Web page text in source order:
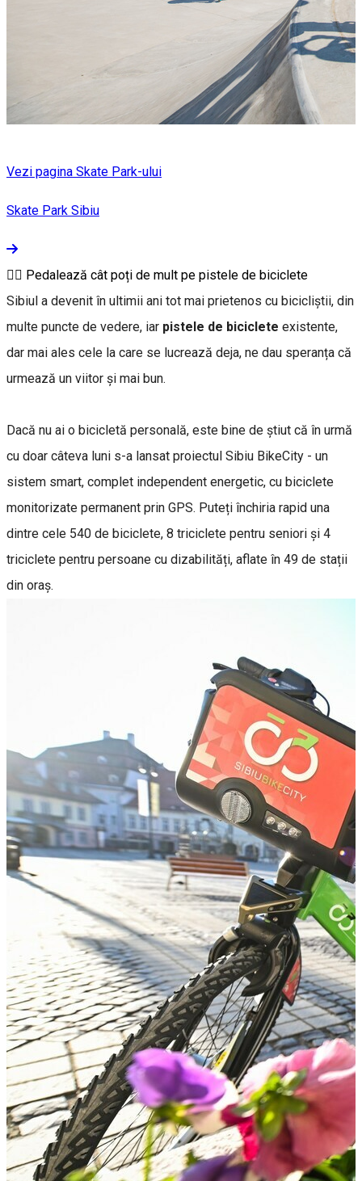
Vezi pagina Skate Park-ului
Skate Park Sibiu
🚴‍♂ Pedalează cât poți de mult pe pistele de biciclete
Sibiul a devenit în ultimii ani tot mai prietenos cu bicicliștii, din
multe puncte de vedere, iar pistele de biciclete existente,
dar mai ales cele la care se lucrează deja, ne dau speranța că
urmează un viitor și mai bun.
Dacă nu ai o bicicletă personală, este bine de știut că în urmă
cu doar câteva luni s-a lansat proiectul Sibiu BikeCity - un
sistem smart, complet independent energetic, cu biciclete
monitorizate permanent prin GPS. Puteți închiria rapid una
dintre cele 540 de biciclete, 8 triciclete pentru seniori și 4
triciclete pentru persoane cu dizabilități, aflate în 49 de stații
din oraș.